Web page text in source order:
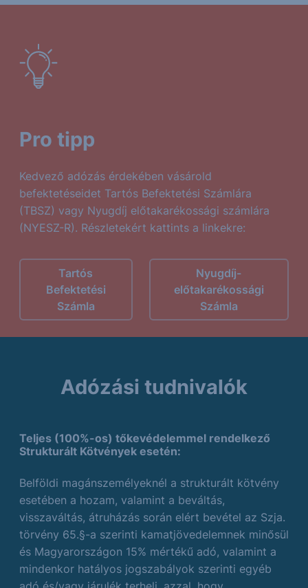
Pro tipp
Kedvező adózás érdekében vásárold
befektetéseidet Tartós Befektetési Számlára
(TBSZ) vagy Nyugdíj előtakarékossági számlára
(NYESZ-R). Részletekért kattints a linkekre:
Tartós
Befektetési
Számla
Nyugdíj-
előtakarékossági
Számla
Adózási tudnivalók
Teljes (100%-os) tőkevédelemmel rendelkező
Strukturált Kötvények esetén:
Belföldi magánszemélyeknél a strukturált kötvény
esetében a hozam, valamint a beváltás,
visszaváltás, átruházás során elért bevétel az Szja.
törvény 65.§-a szerinti kamatjövedelemnek minősül
és Magyarországon 15% mértékű adó, valamint a
mindenkor hatályos jogszabályok szerinti egyéb